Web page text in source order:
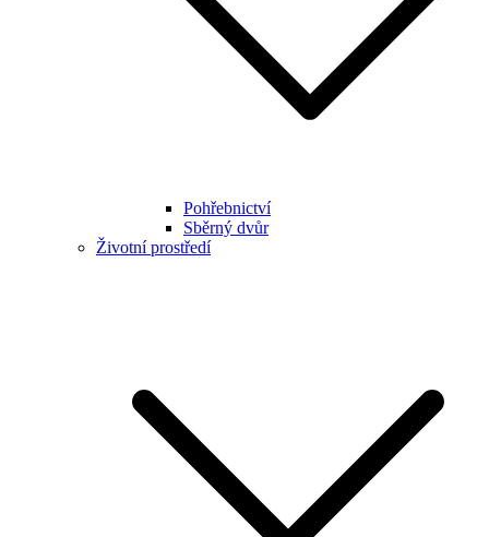
Pohřebnictví
Sběrný dvůr
Životní prostředí